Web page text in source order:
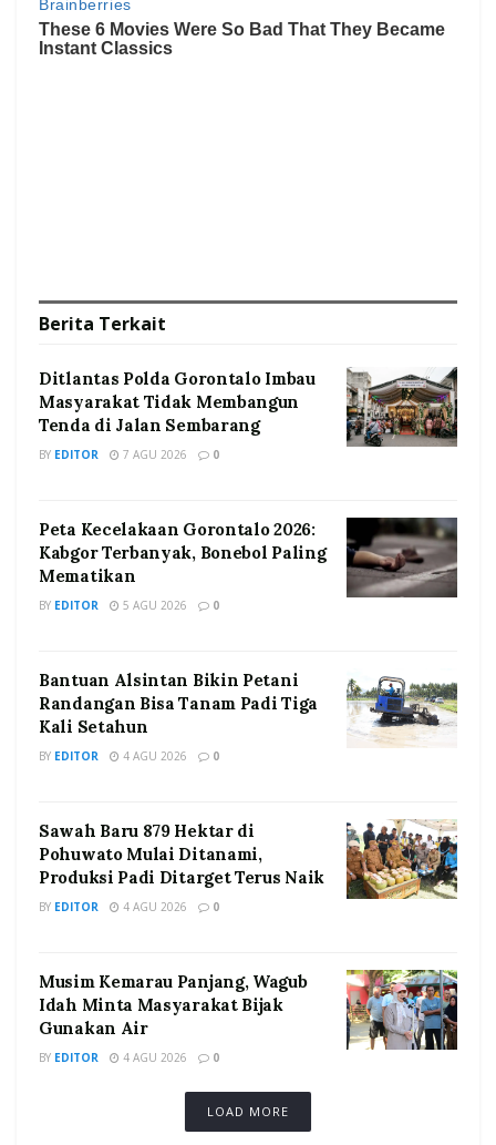
Berita Terkait
Ditlantas Polda Gorontalo Imbau
Masyarakat Tidak Membangun
Tenda di Jalan Sembarang
BY EDITOR 7 AGU 2026 0
Peta Kecelakaan Gorontalo 2026:
Kabgor Terbanyak, Bonebol Paling
Mematikan
BY EDITOR 5 AGU 2026 0
Bantuan Alsintan Bikin Petani
Randangan Bisa Tanam Padi Tiga
Kali Setahun
BY EDITOR 4 AGU 2026 0
Sawah Baru 879 Hektar di
Pohuwato Mulai Ditanami,
Produksi Padi Ditarget Terus Naik
BY EDITOR 4 AGU 2026 0
Musim Kemarau Panjang, Wagub
Idah Minta Masyarakat Bijak
Gunakan Air
BY EDITOR 4 AGU 2026 0
LOAD MORE